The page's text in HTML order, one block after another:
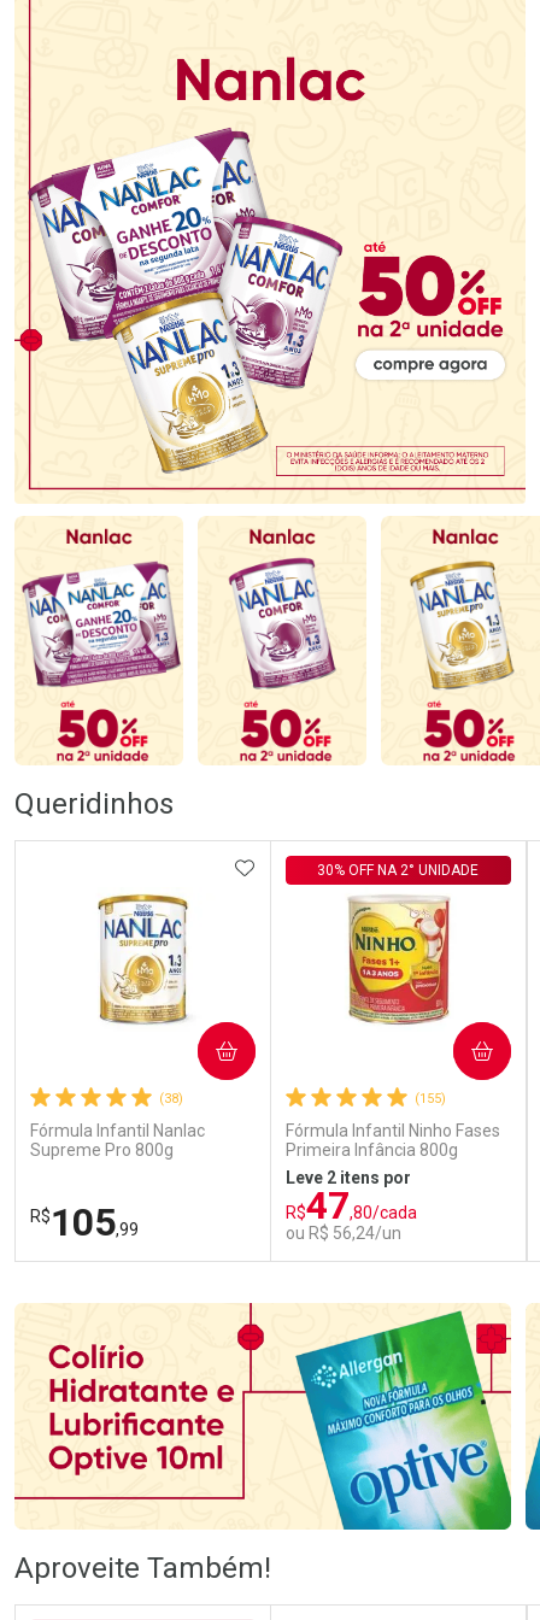
Queridinhos
(38)
Fórmula Infantil Nanlac
Supreme Pro 800g
R$105,99
ADICIONAR AOS FAVORITOS
COMPRAR
(155)
Fórmula Infantil Ninho Fases
Primeira Infância 800g
30% OFF NA 2° UNIDADE
Leve 2 itens por
R$47,80/cada
ou R$ 56,24/un
COMPRAR
Laboratório
Por Menos
Aproveite Também!